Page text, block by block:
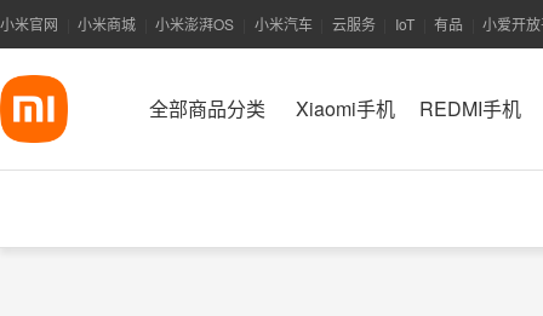
小米官网 小米商城 小米澎湃OS 小米汽车 云服务 IoT 有品 小爱开
全部商品分类 Xiaomi手机 REDMI手机